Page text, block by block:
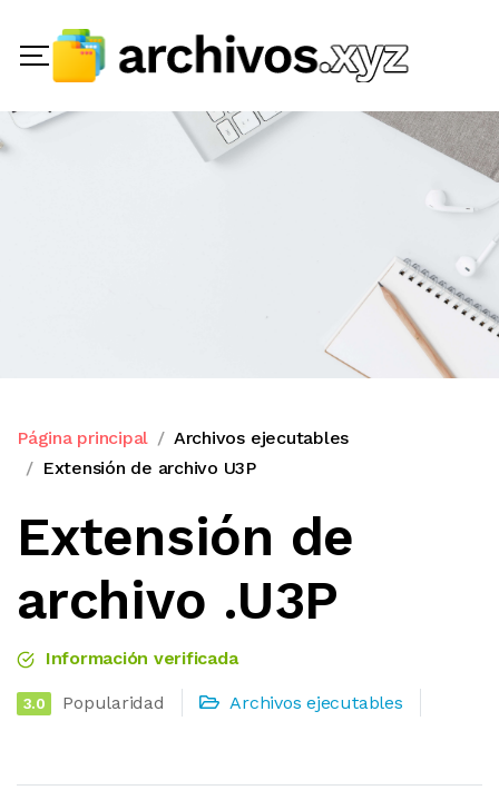
Página principal
Archivos ejecutables
Extensión de archivo U3P
Extensión de
archivo .U3P
Información verificada
3.0 Popularidad Archivos ejecutables